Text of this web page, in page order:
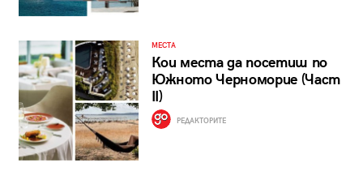
МЕСТА
Кои места да посетиш по
Южното Черноморие (Част
II)
РЕДАКТОРИТЕ